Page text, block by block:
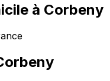
à Corbeny